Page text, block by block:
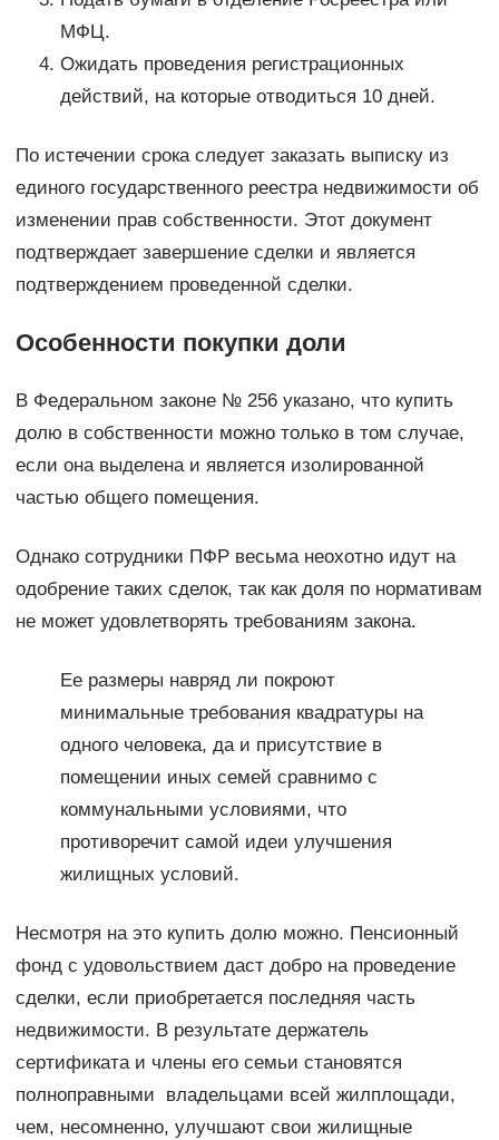
МФЦ.
Ожидать проведения регистрационных
действий, на которые отводиться 10 дней.
По истечении срока следует заказать выписку из
единого государственного реестра недвижимости об
изменении прав собственности. Этот документ
подтверждает завершение сделки и является
подтверждением проведенной сделки.
Особенности покупки доли
В Федеральном законе № 256 указано, что купить
долю в собственности можно только в том случае,
если она выделена и является изолированной
частью общего помещения.
Однако сотрудники ПФР весьма неохотно идут на
одобрение таких сделок, так как доля по нормативам
не может удовлетворять требованиям закона.
Ее размеры навряд ли покроют
минимальные требования квадратуры на
одного человека, да и присутствие в
помещении иных семей сравнимо с
коммунальными условиями, что
противоречит самой идеи улучшения
жилищных условий.
Несмотря на это купить долю можно. Пенсионный
фонд с удовольствием даст добро на проведение
сделки, если приобретается последняя часть
недвижимости. В результате держатель
сертификата и члены его семьи становятся
полноправными владельцами всей жилплощади,
чем, несомненно, улучшают свои жилищные